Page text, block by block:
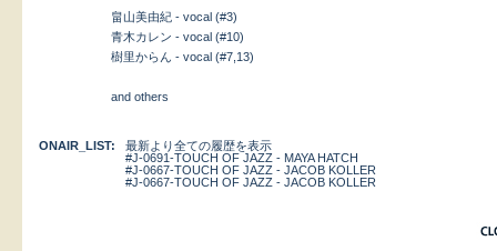
畠山美由紀 - vocal (#3)
青木カレン - vocal (#10)
樹里からん - vocal (#7,13)
and others
ONAIR_LIST:
最新より全ての履歴を表示
#J-0691-TOUCH OF JAZZ - MAYA HATCH
#J-0667-TOUCH OF JAZZ - JACOB KOLLER
#J-0667-TOUCH OF JAZZ - JACOB KOLLER